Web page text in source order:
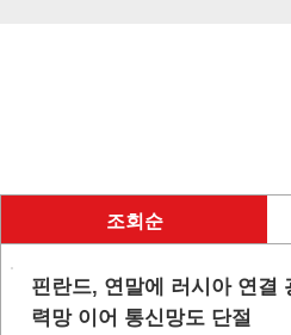
조회순
핀란드, 연말에 러시아 연결
력망 이어 통신망도 단절